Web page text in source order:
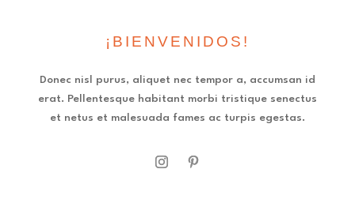
¡BIENVENIDOS!
Donec nisl purus, aliquet nec tempor a, accumsan id
erat. Pellentesque habitant morbi tristique senectus
et netus et malesuada fames ac turpis egestas.